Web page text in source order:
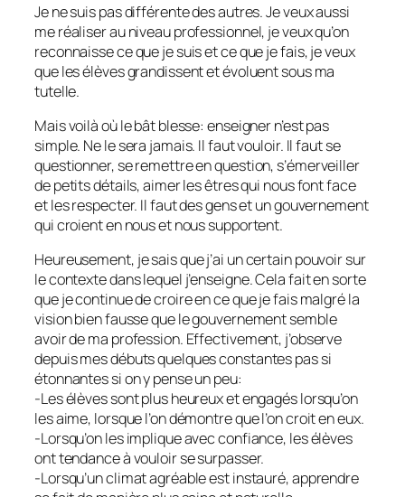
Je ne suis pas différente des autres. Je veux aussi
me réaliser au niveau professionnel, je veux qu’on
reconnaisse ce que je suis et ce que je fais, je veux
que les élèves grandissent et évoluent sous ma
tutelle.
Mais voilà où le bât blesse: enseigner n’est pas
simple. Ne le sera jamais. Il faut vouloir. Il faut se
questionner, se remettre en question, s’émerveiller
de petits détails, aimer les êtres qui nous font face
et les respecter. Il faut des gens et un gouvernement
qui croient en nous et nous supportent.
Heureusement, je sais que j’ai un certain pouvoir sur
le contexte dans lequel j’enseigne. Cela fait en sorte
que je continue de croire en ce que je fais malgré la
vision bien fausse que le gouvernement semble
avoir de ma profession. Effectivement, j’observe
depuis mes débuts quelques constantes pas si
étonnantes si on y pense un peu:
-Les élèves sont plus heureux et engagés lorsqu’on
les aime, lorsque l’on démontre que l’on croit en eux.
-Lorsqu’on les implique avec confiance, les élèves
ont tendance à vouloir se surpasser.
-Lorsqu’un climat agréable est instauré, apprendre